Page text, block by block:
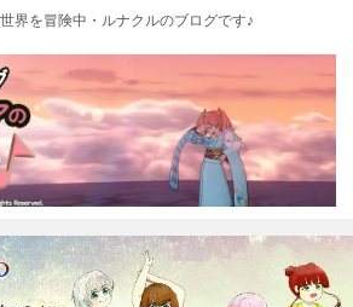
界を冒険中・ルナクルのブログです♪